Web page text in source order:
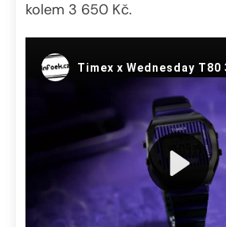
kolem 3 650 Kč.